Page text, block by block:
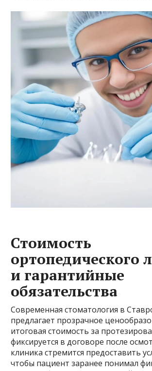
Стоимость
ортопедического
и гарантийные
обязательства
Современная стоматология в
предлагает прозрачное
итоговая стоимость за
фиксируется в договоре после
клиника стремится предоставить
чтобы пациент заранее понимал